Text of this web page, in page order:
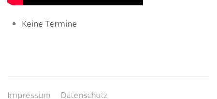
Keine Termine
Impressum Datenschutz